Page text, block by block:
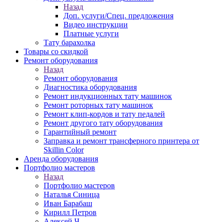
Назад
Доп. услуги/Спец. предложения
Видео инструкции
Платные услуги
Тату барахолка
Товары со скидкой
Ремонт оборудования
Назад
Ремонт оборудования
Диагностика оборудования
Ремонт индукционных тату машинок
Ремонт роторных тату машинок
Ремонт клип-кордов и тату педалей
Ремонт другого тату оборудования
Гарантийный ремонт
Заправка и ремонт трансферного принтера от
Skillin Color
Аренда оборудования
Портфолио мастеров
Назад
Портфолио мастеров
Наталья Синица
Иван Барабаш
Кирилл Петров